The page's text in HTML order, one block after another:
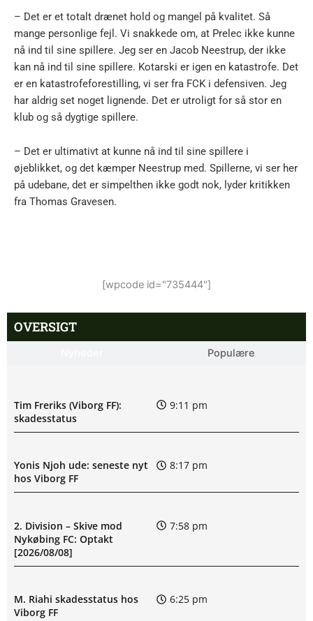
– Det er et totalt drænet hold og mangel på kvalitet. Så
mange personlige fejl. Vi snakkede om, at Prelec ikke kunne
nå ind til sine spillere. Jeg ser en Jacob Neestrup, der ikke
kan nå ind til sine spillere. Kotarski er igen en katastrofe. Det
er en katastrofeforestilling, vi ser fra FCK i defensiven. Jeg
har aldrig set noget lignende. Det er utroligt for så stor en
klub og så dygtige spillere.
– Det er ultimativt at kunne nå ind til sine spillere i
øjeblikket, og det kæmper Neestrup med. Spillerne, vi ser her
på udebane, det er simpelthen ikke godt nok, lyder kritikken
fra Thomas Gravesen.
[wpcode id="735444"]
OVERSIGT
Populære
Tim Freriks (Viborg FF):
skadesstatus
9:11 pm
Yonis Njoh ude: seneste nyt
hos Viborg FF
8:17 pm
2. Division – Skive mod
Nykøbing FC: Optakt
[2026/08/08]
7:58 pm
M. Riahi skadesstatus hos
Viborg FF
6:25 pm